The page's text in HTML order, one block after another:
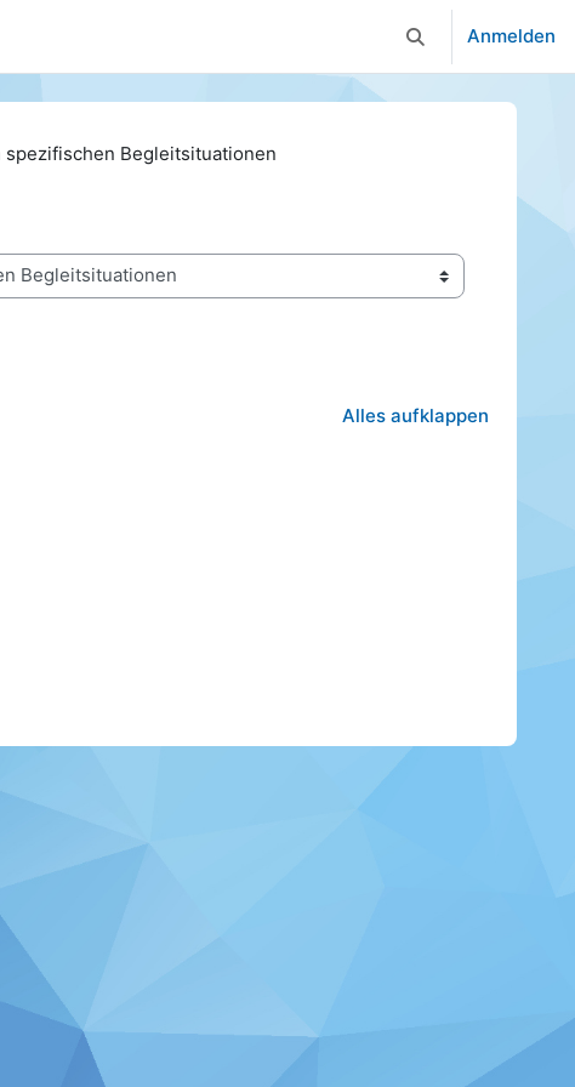
Sucheingabe
Anmelden
spezifischen Begleitsituationen
Alles aufklappen